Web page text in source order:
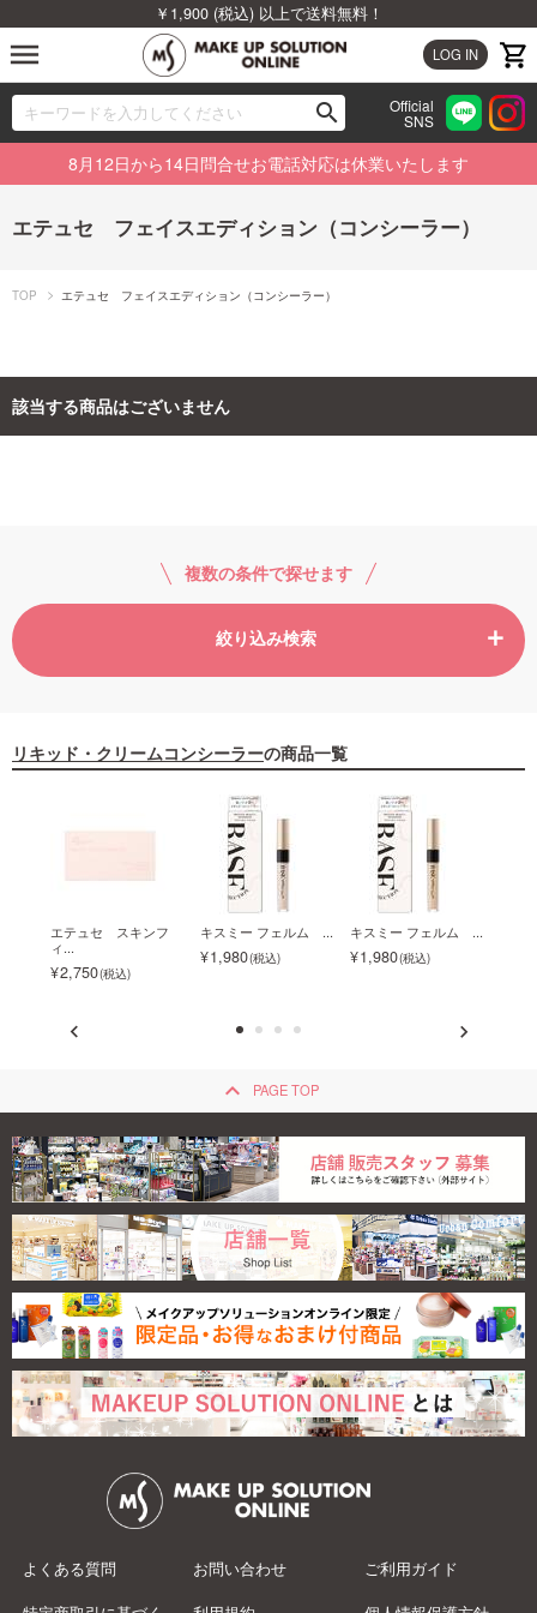
￥1,900 (税込) 以上で送料無料！
LOG IN
menu
search
00
Official
SNS
ブランドから探す
カテゴリから探す
特集から探す
ビューティジャーナルから探す
ログイン・新規会員登録
8月12日から14日問合せお電話対応は休業いたします
エテュセ フェイスエディション（コンシーラー）
TOP エテュセ フェイスエディション（コンシーラー）
該当する商品はございません
複数の条件で探せます
絞り込み検索
リキッド・クリームコンシーラーの商品一覧
エテュセ スキンフ
ィ...
2,750
キスミー フェルム ...
1,980
キスミー フェルム ...
1,980
keyboard_arrow_up PAGE TOP
よくある質問 お問い合わせ ご利用ガイド